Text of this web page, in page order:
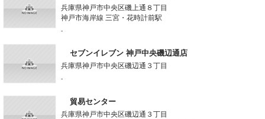
兵庫県神戸市中央区磯上通８丁目
神戸市海岸線 三宮・花時計前駅
-
セブンイレブン 神戸中央磯辺通店
兵庫県神戸市中央区磯辺通３丁目
-
貿易センター
兵庫県神戸市中央区磯辺通３丁目